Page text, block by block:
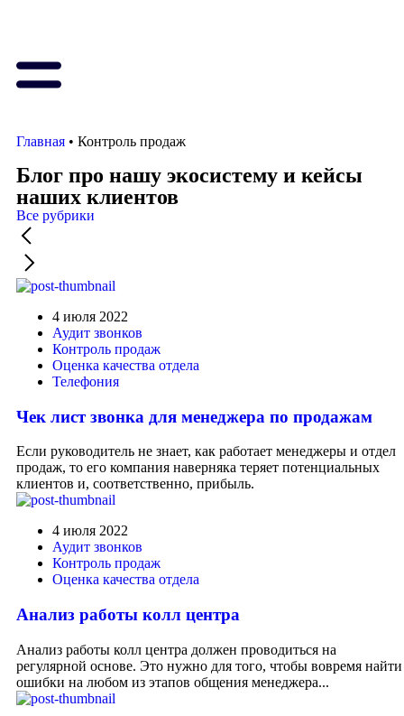
Главная • Контроль продаж
Блог про нашу экосистему и кейсы
наших клиентов
Все рубрики
4 июля 2022
Аудит звонков
Контроль продаж
Оценка качества отдела
Телефония
Чек лист звонка для менеджера по продажам
Если руководитель не знает, как работает менеджеры и отдел
продаж, то его компания наверняка теряет потенциальных
клиентов и, соответственно, прибыль.
4 июля 2022
Аудит звонков
Контроль продаж
Оценка качества отдела
Анализ работы колл центра
Анализ работы колл центра должен проводиться на
регулярной основе. Это нужно для того, чтобы вовремя найти
ошибки на любом из этапов общения менеджера...